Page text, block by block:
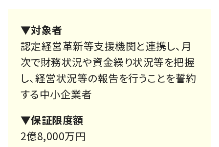
▼対象者
認定経営革新等支援機関と連携し、月
次で財務状況や資金繰り状況等を把握
し、経営状況等の報告を行うことを誓約
する中小企業者
▼保証限度額
2億8,000万円